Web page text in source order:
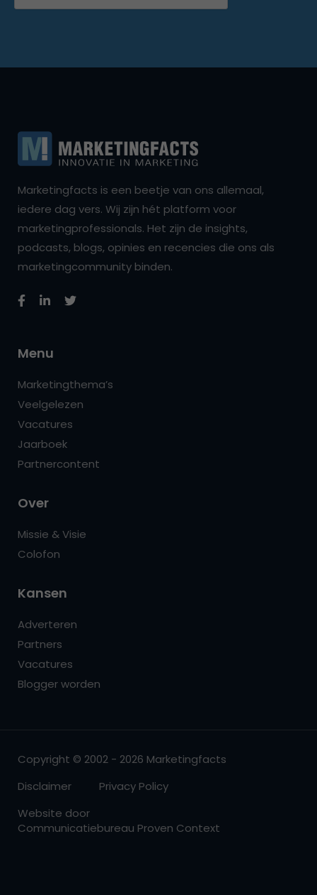
Marketingfacts is een beetje van ons allemaal,
iedere dag vers. Wij zijn hét platform voor
marketingprofessionals. Het zijn de insights,
podcasts, blogs, opinies en recencies die ons als
marketingcommunity binden.
Menu
Marketingthema’s
Veelgelezen
Vacatures
Jaarboek
Partnercontent
Over
Missie & Visie
Colofon
Kansen
Adverteren
Partners
Vacatures
Blogger worden
Copyright © 2002 - 2026 Marketingfacts
Disclaimer
Privacy Policy
Website door
Communicatiebureau Proven Context